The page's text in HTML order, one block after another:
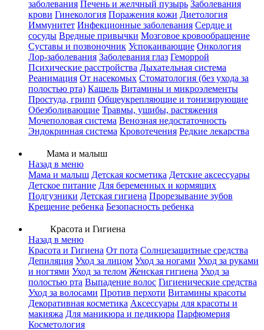
заболевания Печень и желчный пузырь Заболевания
крови Гинекология Поражения кожи Диетология
Иммунитет Инфекционные заболевания Сердце и
сосуды Вредные привычки Мозговое кровообращение
Суставы и позвоночник Успокаивающие Онкология
Лор-заболевания Заболевания глаз Геморрой
Психические расстройства Дыхательная система
Реанимация От насекомых Стоматология (без ухода за
полостью рта) Кашель Витамины и микроэлементы
Простуда, грипп Общеукрепляющие и тонизирующие
Обезболивающие Травмы, ушибы, растяжения
Мочеполовая система Венозная недостаточность
Эндокринная система Кровотечения Редкие лекарства
Мама и малыш
Назад в меню
Мама и малыш Детская косметика Детские аксессуары
Детское питание Для беременных и кормящих
Подгузники Детская гигиена Прорезывание зубов
Крещение ребенка Безопасность ребенка
Красота и Гигиена
Назад в меню
Красота и Гигиена От пота Солнцезащитные средства
Депиляция Уход за лицом Уход за ногами Уход за руками
и ногтями Уход за телом Женская гигиена Уход за
полостью рта Выпадение волос Гигиенические средства
Уход за волосами Против перхоти Витамины красоты
Декоративная косметика Аксессуары для красоты и
макияжа Для маникюра и педикюра Парфюмерия
Косметология